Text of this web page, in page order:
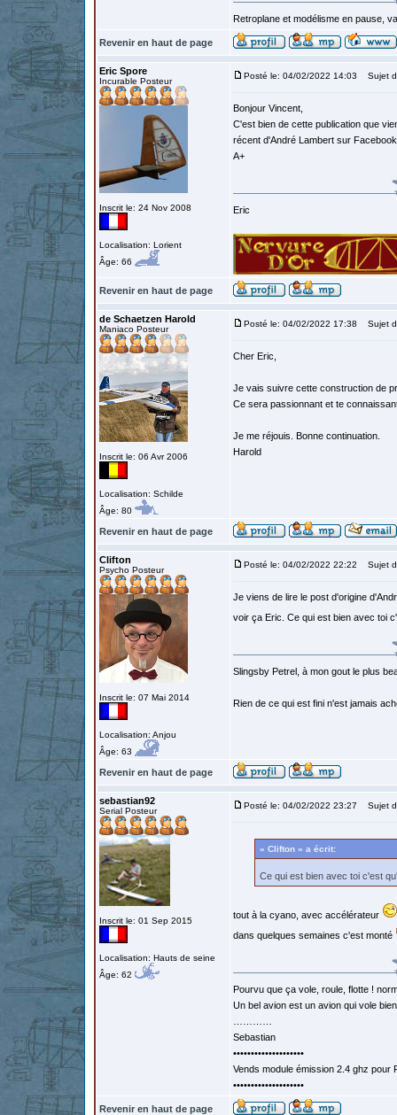
Retroplane et modélisme en pause,
Revenir en haut de page
Eric Spore
Incurable Posteur
Inscrit le: 24 Nov 2008
Localisation: Lorient
Âge: 66
Posté le: 04/02/2022 14:03 Sujet
Bonjour Vincent,
C'est bien de cette publication que
récent d'André Lambert sur
A+
Eric
Revenir en haut de page
de Schaetzen Harold
Maniaco Posteur
Inscrit le: 06 Avr 2006
Localisation: Schilde
Âge: 80
Posté le: 04/02/2022 17:38 Sujet
Cher Eric,
Je vais suivre cette construction de
Ce sera passionnant et te
Je me réjouis. Bonne continuation.
Harold
Revenir en haut de page
Clifton
Psycho Posteur
Inscrit le: 07 Mai 2014
Localisation: Anjou
Âge: 63
Posté le: 04/02/2022 22:22 Sujet
Je viens de lire le post d'origine
voir ça Eric. Ce qui est bien avec toi
Slingsby Petrel, à mon gout le plus
Rien de ce qui est fini n'est jamais
Revenir en haut de page
sebastian92
Serial Posteur
Inscrit le: 01 Sep 2015
Localisation: Hauts de seine
Âge: 62
Posté le: 04/02/2022 23:27 Sujet
« Clifton » a écrit:
Ce qui est bien avec toi c'est
tout à la cyano, avec accélérateur
dans quelques semaines c'est monté
Pourvu que ça vole, roule, flotte !
Un bel avion est un avion qui vole
Sebastian
••••••••••••••••••••
Vends module émission 2.4 ghz
••••••••••••••••••••
Revenir en haut de page